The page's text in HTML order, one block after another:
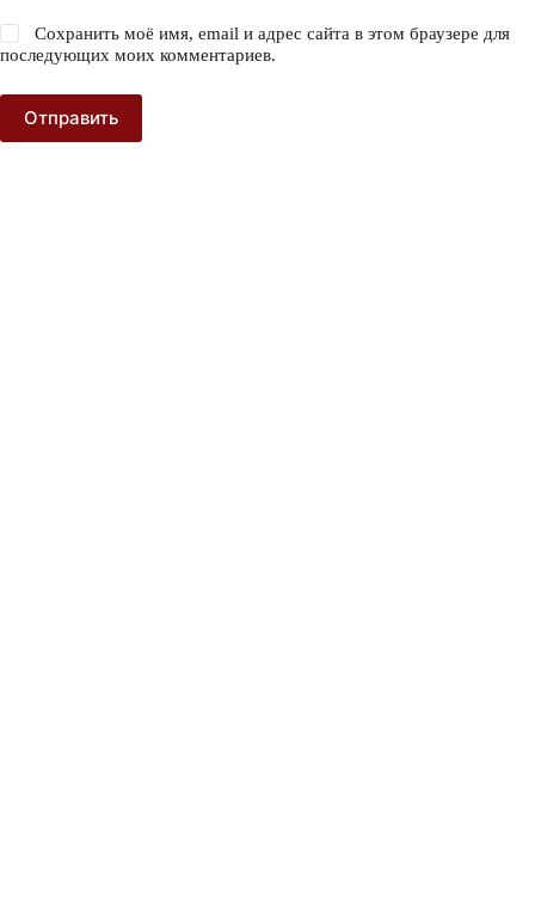
Сохранить моё имя, email и адрес сайта в этом браузере для
последующих моих комментариев.
Отправить